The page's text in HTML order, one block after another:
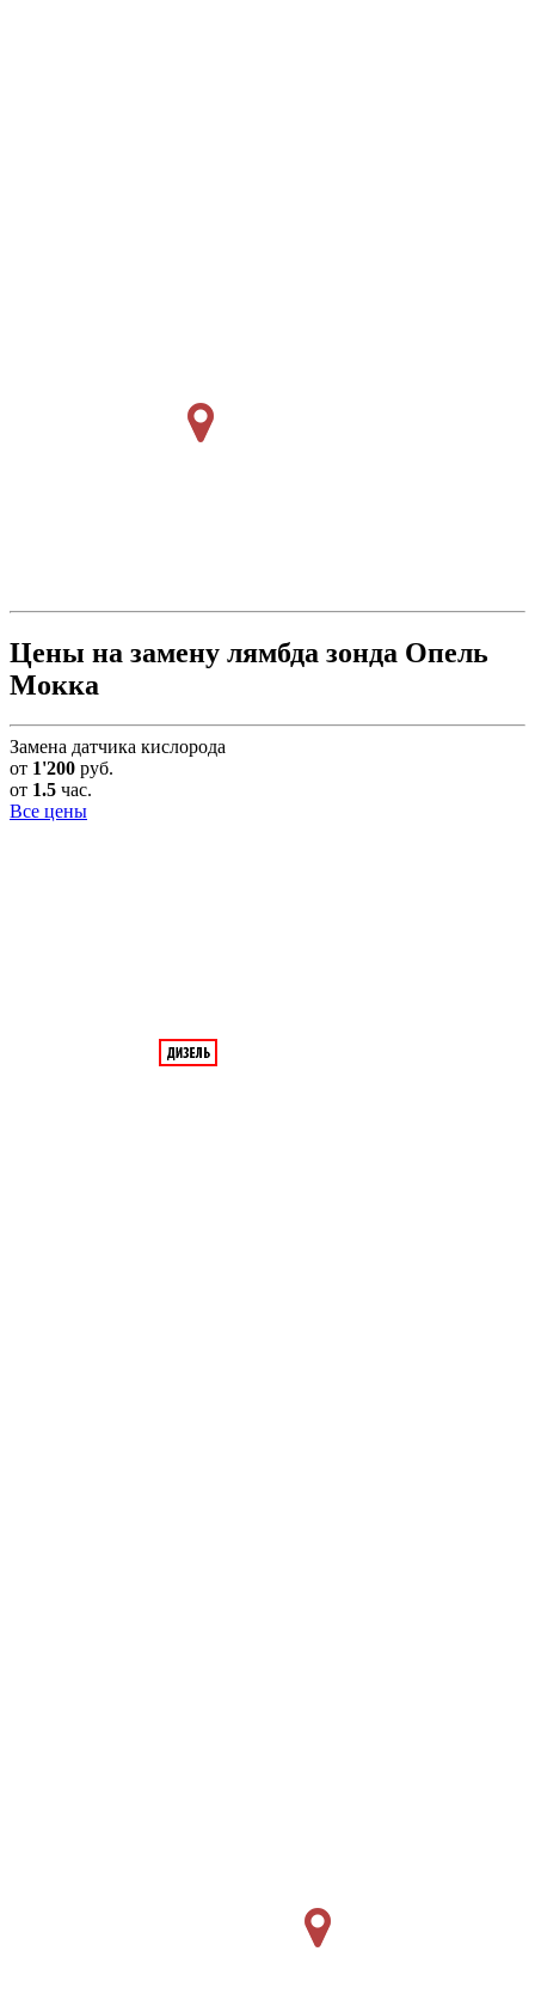
Цены на замену лямбда зонда Опель
Мокка
Замена датчика кислорода
от 1'200 руб.
от 1.5 час.
Все цены